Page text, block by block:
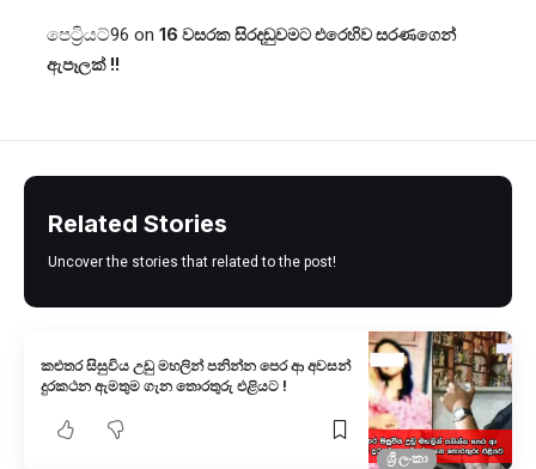
පෙට්‍රියට්96 on 16 වසරක සිරදඬුවමට එරෙහිව සරණගෙන්
ඇපෑලක් !!
Related Stories
Uncover the stories that related to the post!
ශ්‍රී ලංකා
කළුතර සිසුවිය උඩු මහලින් පනින්න පෙර ආ අවසන්
දුරකථන ඇමතුම ගැන තොරතුරු එළියට !